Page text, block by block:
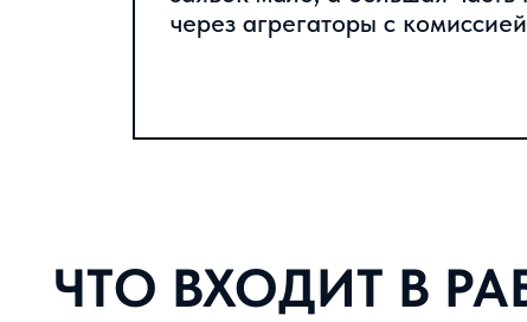
через агрегаторы с комиссией
ЧТО ВХОДИТ В
СТРАТЕГИЯ
АУДИТ